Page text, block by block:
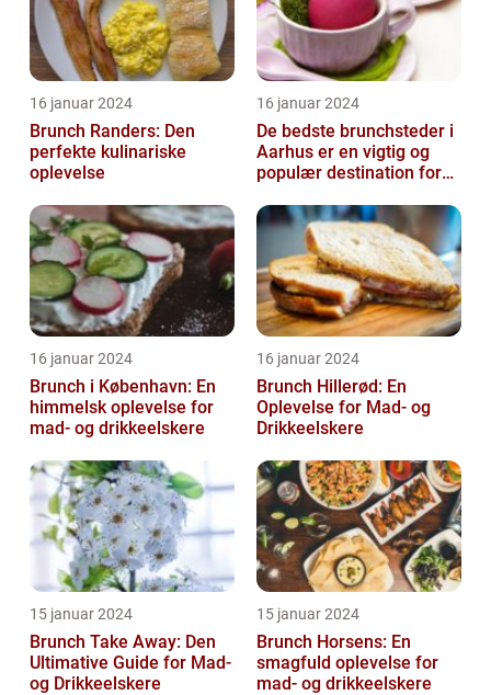
16 januar 2024
Brunch Randers: Den
perfekte kulinariske
oplevelse
16 januar 2024
De bedste brunchsteder i
Aarhus er en vigtig og
populær destination for
byen...
16 januar 2024
Brunch i København: En
himmelsk oplevelse for
mad- og drikkeelskere
16 januar 2024
Brunch Hillerød: En
Oplevelse for Mad- og
Drikkeelskere
15 januar 2024
Brunch Take Away: Den
Ultimative Guide for Mad-
og Drikkeelskere
15 januar 2024
Brunch Horsens: En
smagfuld oplevelse for
mad- og drikkeelskere